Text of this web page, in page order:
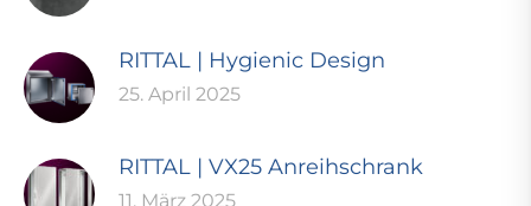
RITTAL | Hygienic Design
25. April 2025
RITTAL | VX25 Anreihschrank
11. März 2025